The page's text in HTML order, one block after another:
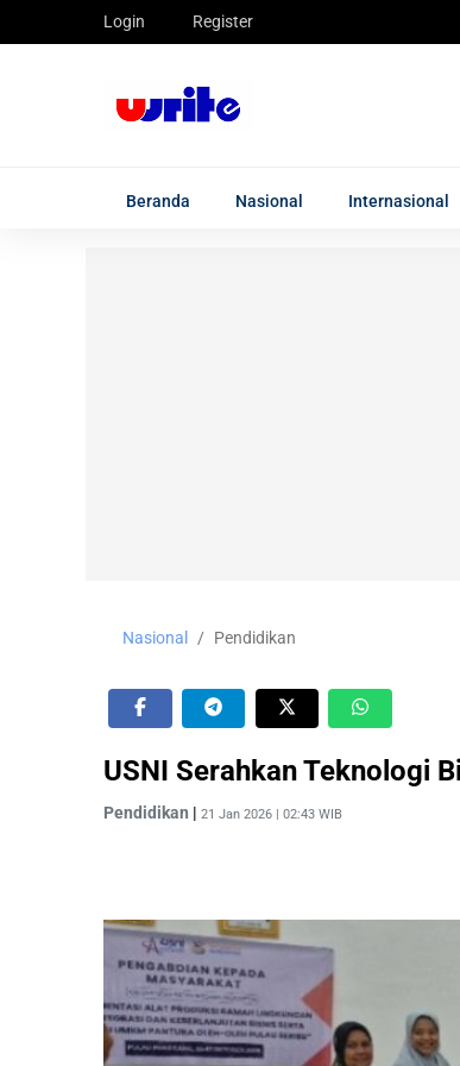
Login Register
Beranda Nasional Internasional
Nasional Pendidikan
USNI Serahkan Teknologi
Pendidikan | 21 Jan 2026 | 02:43 WIB